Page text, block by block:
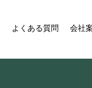
よくある質問 会社